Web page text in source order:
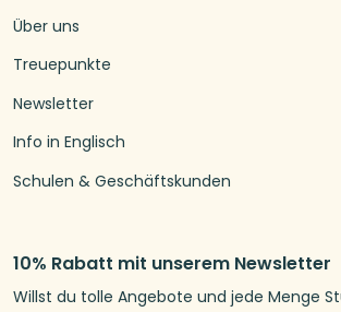
Über uns
Treuepunkte
Newsletter
Info in Englisch
Schulen & Geschäftskunden
10% Rabatt mit unserem Newsletter
Willst du tolle Angebote und jede Menge